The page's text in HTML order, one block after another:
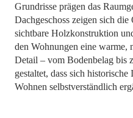
Grundrisse prägen das
Dachgeschoss zeigen sich
sichtbare Holzkonstruktion
den Wohnungen eine warme,
Detail – vom Bodenbelag bis
gestaltet, dass sich
Wohnen selbstverständlich